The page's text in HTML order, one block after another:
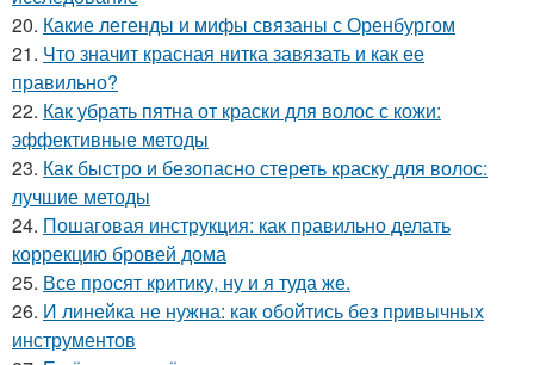
20. Какие легенды и мифы связаны с Оренбургом
21. Что значит красная нитка завязать и как ее
правильно?
22. Как убрать пятна от краски для волос с кожи:
эффективные методы
23. Как быстро и безопасно стереть краску для волос:
лучшие методы
24. Пошаговая инструкция: как правильно делать
коррекцию бровей дома
25. Все просят критику, ну и я туда же.
26. И линейка не нужна: как обойтись без привычных
инструментов